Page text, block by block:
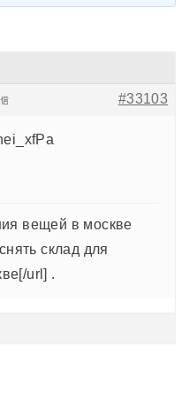
#33103
вещей в москве
склад для
url] .